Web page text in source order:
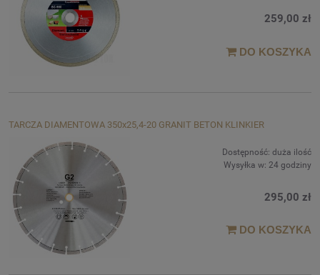
259,00 zł
DO KOSZYKA
TARCZA DIAMENTOWA 350x25,4-20 GRANIT BETON KLINKIER
Dostępność: duża ilość
Wysyłka w: 24 godziny
295,00 zł
DO KOSZYKA